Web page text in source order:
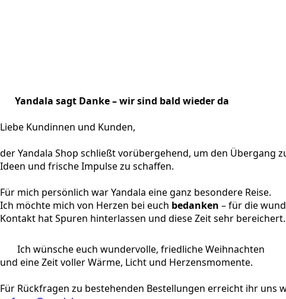
Yandala sagt Danke – wir sind bald wieder da
Liebe Kundinnen und Kunden,
der Yandala Shop schließt vorübergehend, um den Übergang
Ideen und frische Impulse zu schaffen.
Für mich persönlich war Yandala eine ganz besondere Reise.
Ich möchte mich von Herzen bei euch bedanken – für die
Kontakt hat Spuren hinterlassen und diese Zeit sehr bereichert.
Ich wünsche euch wundervolle, friedliche Weihnachten
und eine Zeit voller Wärme, Licht und Herzensmomente.
Für Rückfragen zu bestehenden Bestellungen erreicht ihr uns